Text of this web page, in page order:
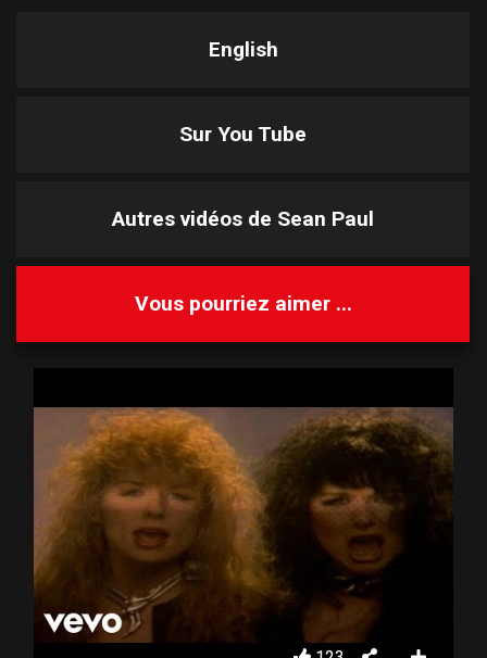
English
Sur You Tube
Autres vidéos de Sean Paul
Vous pourriez aimer ...